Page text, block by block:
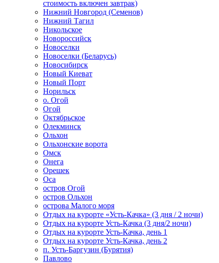
стоимость включен завтрак)
Нижний Новгород (Семенов)
Нижний Тагил
Никольское
Новороссийск
Новоселки
Новоселки (Беларусь)
Новосибирск
Новый Киеват
Новый Порт
Норильск
о. Огой
Огой
Октябрьское
Олекминск
Ольхон
Ольхонские ворота
Омск
Онега
Орешек
Оса
остров Огой
остров Ольхон
острова Малого моря
Отдых на курорте «Усть-Качка» (3 дня / 2 ночи)
Отдых на курорте Усть-Качка (3 дня/2 ночи)
Отдых на курорте Усть-Качка, день 1
Отдых на курорте Усть-Качка, день 2
п. Усть-Баргузин (Бурятия)
Павлово